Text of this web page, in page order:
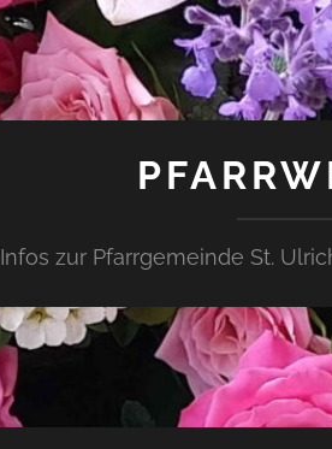
Infos zur Pfarrgemeinde St.